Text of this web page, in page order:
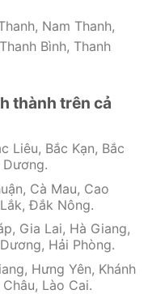
Nam Thanh,
Bình, Thanh
thành trên cả
Liêu, Bắc Kạn, Bắc
Dương.
Cà Mau, Cao
Đắk Nông.
Gia Lai, Hà Giang,
Hải Phòng.
Hưng Yên, Khánh
Lào Cai.